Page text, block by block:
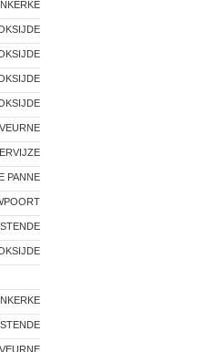
VEURNE
PANNE
VEURNE